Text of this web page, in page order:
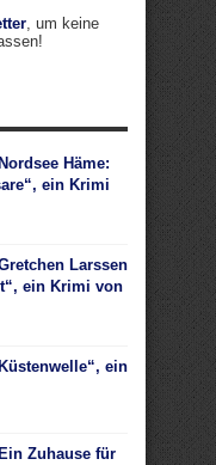
, um keine
Häme:
ein Krimi
Larssen
ein Krimi von
ein
Zuhause für